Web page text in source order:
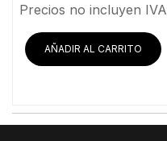
Precios no incluyen IVA
AÑADIR AL CARRITO